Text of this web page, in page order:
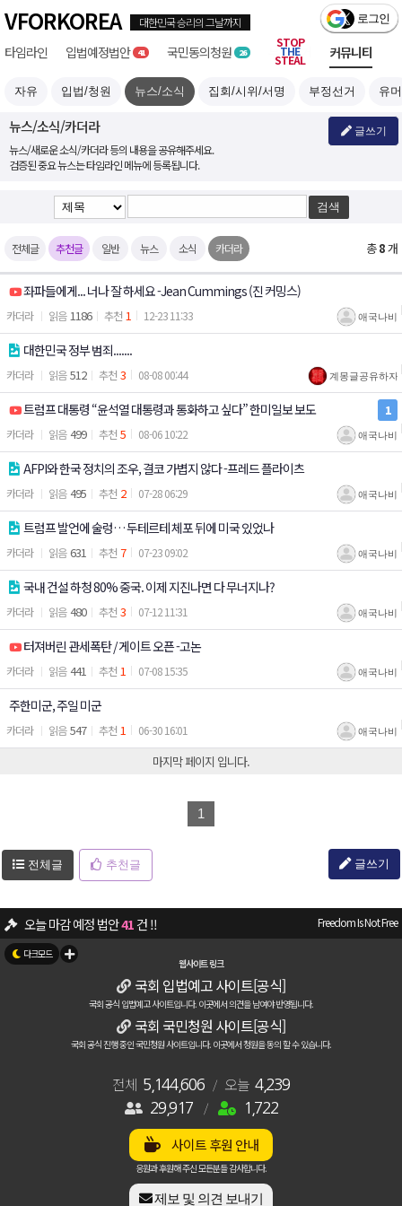
VFORKOREA
타임라인 입법예정 41 국민 26 부정선거
STOP
THE
STEAL 커뮤니티
자유 입법/청원 뉴스/소식 집회/시위/서명 부정선거 유머
뉴스/소식/카더라
뉴스/새로운 소식/카더라 등의 내용을 공유해주세요.
검증된 중요 뉴스는 타임라인 메뉴에 등록됩니다.
글쓰기
전체글 추천글 일반 뉴스 소식 카더라 총8개
카더라
좌파들에게... 너나 잘 하세요 -Jean Cummings (진 커밍스)
애국나비
1186 1 12-23 11:33
카더라
대한민국 정부 범죄.......
계몽글공유하자
512 3 08-08 00:44
카더라
트럼프 대통령 “윤석열 대통령과 통화하고 싶다” 한미일보 보도 1
애국나비
499 5 08-06 10:22
카더라
AFPI와 한국 정치의 조우, 결코 가볍지 않다 -프레드 플라이츠
애국나비
495 2 07-28 06:29
카더라
트럼프 발언에 술렁… 두테르테 체포 뒤에 미국 있었나
애국나비
631 7 07-23 09:02
카더라
국내 건설 하청 80% 중국. 이제 지진나면 다 무너지나?
애국나비
480 3 07-12 11:31
카더라
터져버린 관세폭탄 / 게이트 오픈 -고논
애국나비
441 1 07-08 15:35
카더라
주한미군, 주일 미군
애국나비
547 1 06-30 16:01
1
전체글 추천글 글쓰기
오늘 마감 예정 법안41건 !! Freedom Is Not Free
뉴스/소식 - 대입시로 고교 때부터 각성제복용/마약밀수, "청정국? 이젠 오염국
자유게시판 - 🚨 국회 입법예정법안 관련 긴급공지[12]
명의 애국자가 가입하여 활동중입니다.
자유게시판 - 입법예고관련 추가 공지 안내[7]
건의 주요 청원이 진행중입니다. [청원확인하기]
자유게시판 - 방해 하지마~
입법/청원 - 🚨 국회 입법예정법안 관련 긴급공지[4]
웹사이트 링크
국회 입법예고 사이트[공식]
국회 공식 입법예고 사이트입니다. 이곳에서 의견을 남여야 반영됩니다.
국회 국민청원 사이트[공식]
국회 공식 진행 중인 국민청원 사이트입니다. 이곳에서 청원을 동의 할 수 있습니다.
전체 5,144,606 /오늘 4,239
29,917
/ 1,722
사이트 후원 안내
응원과 후원해 주신 모든분들 감사합니다.
제보 및 의견 보내기